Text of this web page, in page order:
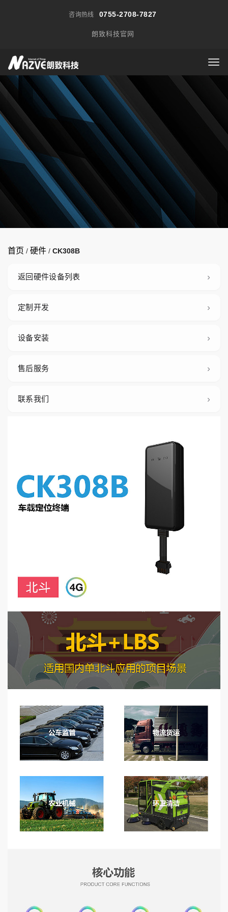
咨询热线 0755-2708-7827
朗致科技官网
首页 / 硬件 / CK308B
返回硬件设备列表
定制开发
设备安装
售后服务
联系我们